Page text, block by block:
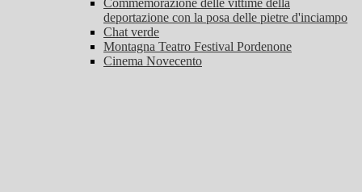
Commemorazione delle vittime della
deportazione con la posa delle pietre d'inciampo
Chat verde
Montagna Teatro Festival Pordenone
Cinema Novecento